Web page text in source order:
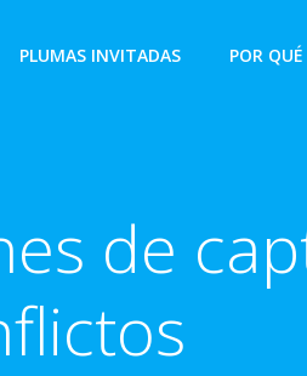
PLUMAS INVITADAS POR
de